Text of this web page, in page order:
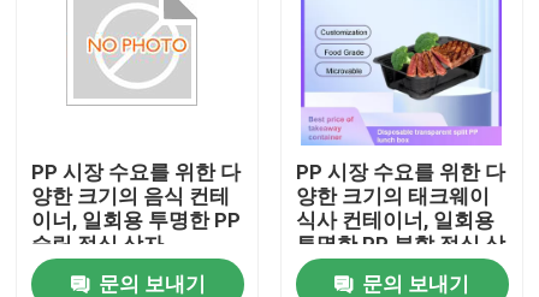
PP 시장 수요를 위한 다
양한 크기의 음식 컨테
이너, 일회용 투명한 PP
슬립 점심 상자
문의 보내기
PP 시장 수요를 위한 다
양한 크기의 태크웨이
식사 컨테이너, 일회용
투명한 PP 분할 점심 상
자
문의 보내기